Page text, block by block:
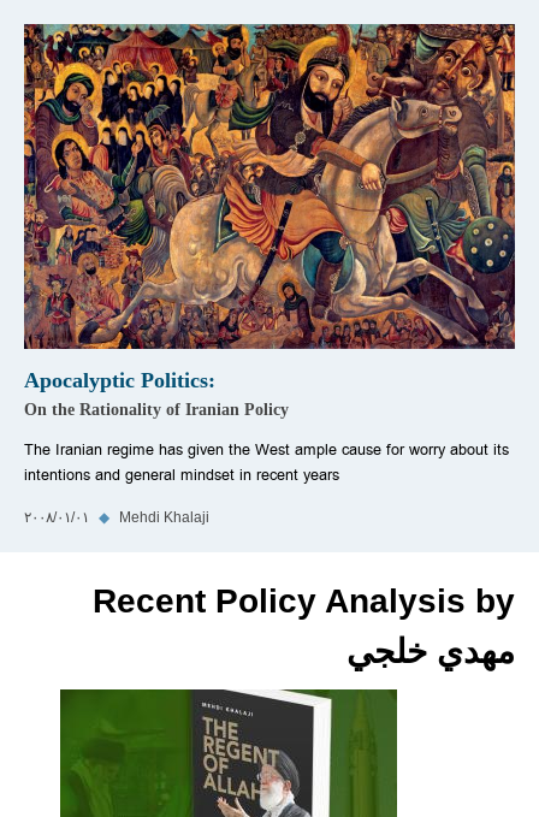
Apocalyptic Politics:
On the Rationality of Iranian Policy
The Iranian regime has given the West ample cause for worry about its
intentions and general mindset in recent years
٠١‏/٠١‏/٢٠٠٨ ◆ Mehdi Khalaji
Recent Policy Analysis by
مهدي خلجي